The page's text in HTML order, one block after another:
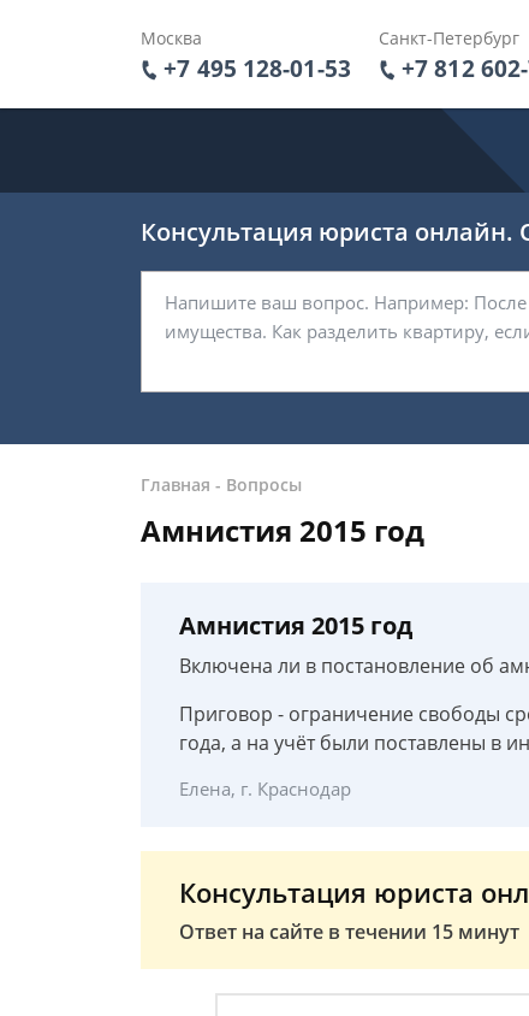
Москва
+7 495 128-01-53
Санкт-Петербург
+7 812
Консультация юриста онлайн.
Главная - Вопросы
Амнистия 2015 год
Амнистия 2015 год
Включена ли в постановление об
Приговор - ограничение свободы
года, а на учёт были поставлены в
Елена, г. Краснодар
Консультация юриста
Ответ на сайте в течении 15 минут